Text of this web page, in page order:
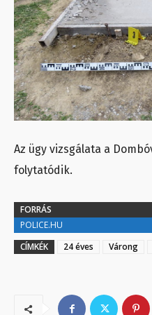
Az ügy vizsgálata a
folytatódik.
FORRÁS
POLICE.HU
CÍMKÉK
24 éves Várong